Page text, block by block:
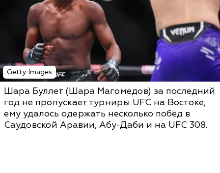
Getty Images
Шара Буллет (Шара Магомедов) за последний
год не пропускает турниры UFC на Востоке,
ему удалось одержать несколько побед в
Саудовской Аравии, Абу-Даби и на UFC 308.